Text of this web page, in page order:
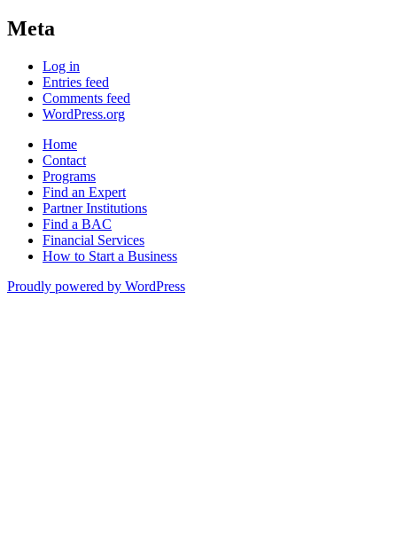
Meta
Log in
Entries feed
Comments feed
WordPress.org
Home
Contact
Programs
Find an Expert
Partner Institutions
Find a BAC
Financial Services
How to Start a Business
Proudly powered by WordPress